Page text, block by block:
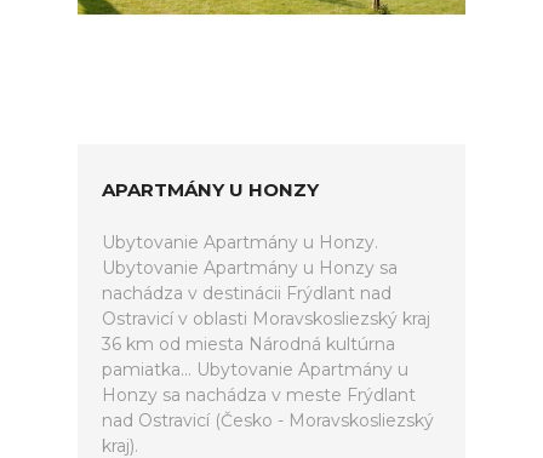
APARTMÁNY U HONZY
Ubytovanie Apartmány u Honzy.
Ubytovanie Apartmány u Honzy sa
nachádza v destinácii Frýdlant nad
Ostravicí v oblasti Moravskosliezský kraj
36 km od miesta Národná kultúrna
pamiatka... Ubytovanie Apartmány u
Honzy sa nachádza v meste Frýdlant
nad Ostravicí (Česko - Moravskosliezský
kraj).